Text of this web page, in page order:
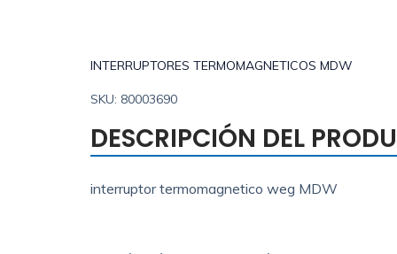
INTERRUPTORES TERMOMAGNETICOS MDW
SKU: 80003690
DESCRIPCIÓN DEL
interruptor termomagnetico weg MDW